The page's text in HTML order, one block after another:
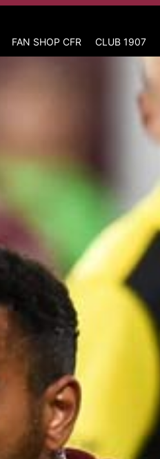
FAN SHOP CFR CLUB 1907